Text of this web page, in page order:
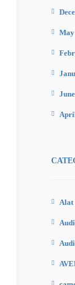
Alat